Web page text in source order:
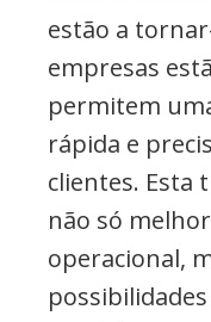
estão a
empresas
permitem
rápida e
clientes. Esta
não só
operacional,